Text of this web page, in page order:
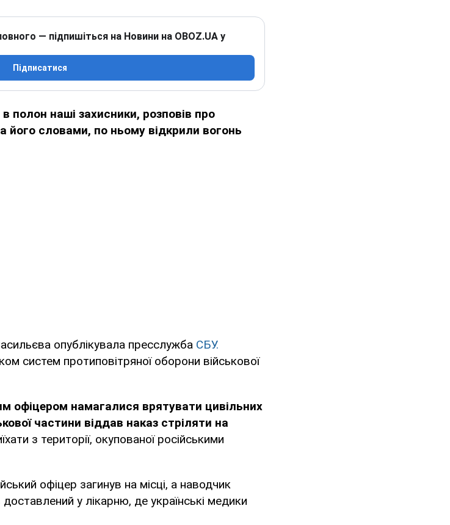
— підпишіться на Новини на OBOZ.UA у
Підписатися
полон наші захисники, розповів про
його словами, по ньому відкрили вогонь
опублікувала пресслужба СБУ.
систем протиповітряної оборони військової
офіцером намагалися врятувати цивільних
частини віддав наказ стріляти на
з території, окупованої російськими
офіцер загинув на місці, а наводчик
у лікарню, де українські медики